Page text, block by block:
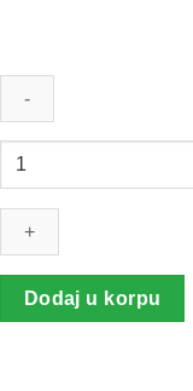
Seme
PIONEER
LE163
Dodaj u korpu